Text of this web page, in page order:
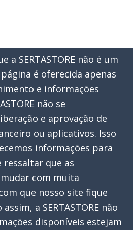
a SERTASTORE não é um
é oferecida apenas
e informações
não se
e aprovação de
ou aplicativos. Isso
informações para
ressaltar que as
com muita
que nosso site fique
a SERTASTORE não
disponíveis estejam